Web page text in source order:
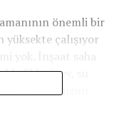
önemli bir
yüksekte çalışıyor
şey, su
dayanıklı, uzun